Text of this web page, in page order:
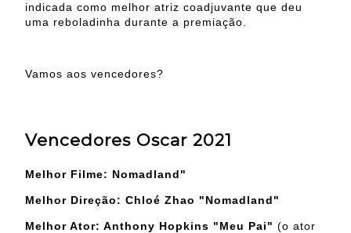
indicada como melhor atriz coadjuvante que deu
uma reboladinha durante a premiação.
Vamos aos vencedores?
Vencedores Oscar 2021
Melhor Filme: Nomadland"
Melhor Direção: Chloé Zhao "Nomadland"
Melhor Ator: Anthony Hopkins "Meu Pai" (o ator